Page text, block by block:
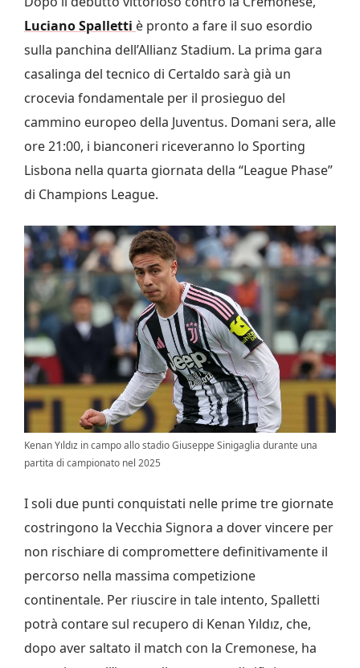
Luciano Spalletti è pronto a fare il suo esordio
sulla panchina dell’Allianz Stadium. La prima gara
casalinga del tecnico di Certaldo sarà già un
crocevia fondamentale per il prosieguo del
cammino europeo della Juventus. Domani sera, alle
ore 21:00, i bianconeri riceveranno lo Sporting
Lisbona nella quarta giornata della “League Phase”
di Champions League.
Kenan Yıldız in campo allo stadio Giuseppe Sinigaglia durante una
partita di campionato nel 2025
I soli due punti conquistati nelle prime tre giornate
costringono la Vecchia Signora a dover vincere per
non rischiare di compromettere definitivamente il
percorso nella massima competizione
continentale. Per riuscire in tale intento, Spalletti
potrà contare sul recupero di Kenan Yıldız, che,
dopo aver saltato il match con la Cremonese, ha